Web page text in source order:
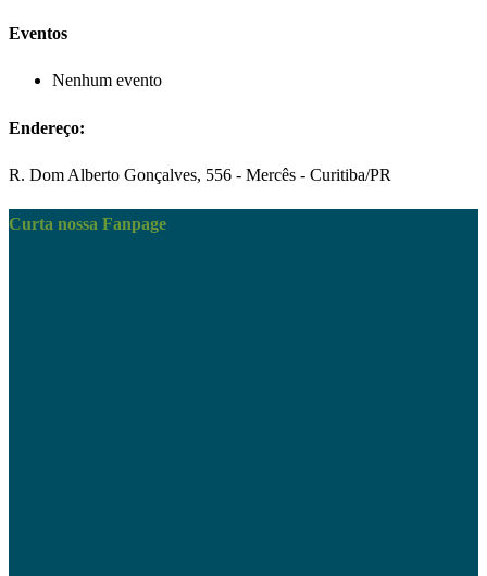
Eventos
Nenhum evento
Endereço:
R. Dom Alberto Gonçalves, 556 - Mercês - Curitiba/PR
Curta nossa Fanpage